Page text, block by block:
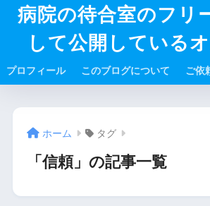
病院の待合室のフリ
して公開している
プロフィール このブログについて ご依
ホーム タグ
「信頼」の記事一覧